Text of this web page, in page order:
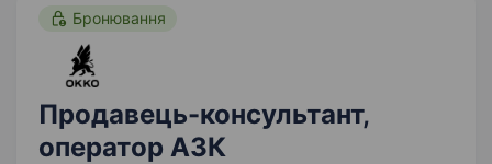
Бронювання
Продавець-консультант,
оператор АЗК